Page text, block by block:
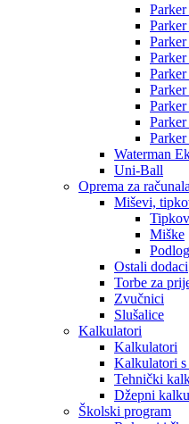
Waterman
Uni-Ball
Oprema za računala
Miševi,
Miške
Ostali dodaci
Torbe za
Zvučnici
Slušalice
Kalkulatori
Kalkulatori
Kalkulatori s
Tehnički
Džepni
Školski program